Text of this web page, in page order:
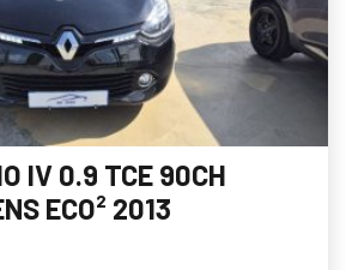
IV 0.9 TCE 90CH
ECO² 2013